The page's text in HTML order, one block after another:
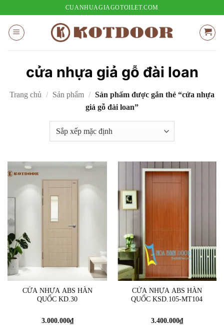
nội
dung
CUANHUAGIAGOTOILET.COM
cửa nhựa giả gỗ đài loan
Trang chủ / Sản phẩm / Sản phẩm được gắn thẻ “cửa nhựa
giả gỗ đài loan”
CỬA NHỰA ABS HÀN
QUỐC KD.30
3.000.000₫
CỬA NHỰA ABS HÀN
QUỐC KSD.105-MT104
3.400.000₫